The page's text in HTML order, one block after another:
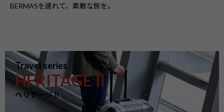
BERMASを連れて、素敵な旅を。
Travel series
HERITAGEⅡ
ヘリテージⅡ